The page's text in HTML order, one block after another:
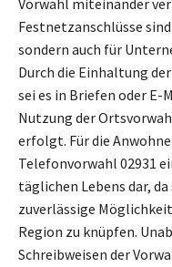
Vorwahl miteinander
Festnetzanschlüsse
sondern auch für
Durch die Einhaltung
sei es in Briefen oder E-
Nutzung der
erfolgt. Für die
Telefonvorwahl 02931
täglichen Lebens dar,
zuverlässige
Region zu knüpfen.
Schreibweisen der